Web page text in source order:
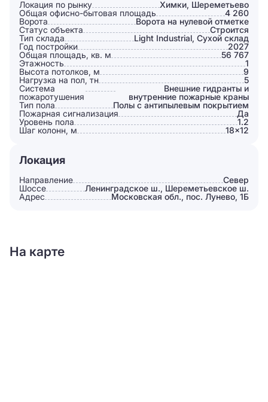
Локация по рынку
Химки, Шереметьево
Общая офисно-бытовая площадь
4 260
Ворота
Ворота на нулевой отметке
Статус объекта
Строится
Тип склада
Light Industrial, Сухой склад
Год постройки
2027
Общая площадь, кв. м
56 767
Этажность
1
Высота потолков, м
9
Нагрузка на пол, тн
5
Система
пожаротушения
Внешние гидранты и
внутренние пожарные краны
Тип пола
Полы с антипылевым покрытием
Пожарная сигнализация
Да
Уровень пола
1.2
Шаг колонн, м
18×12
Локация
Направление
Север
Шоссе
Ленинградское ш., Шереметьевское ш.
Адрес
Московская обл., пос. Лунево, 1Б
На карте